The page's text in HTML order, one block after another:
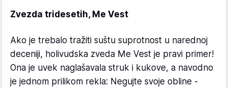
Zvezda tridesetih, Me Vest
Ako je trebalo tražiti suštu suprotnost u narednoj
deceniji, holivudska zveda Me Vest je pravi primer!
Ona je uvek naglašavala struk i kukove, a navodno
je jednom prilikom rekla: Negujte svoje obline -